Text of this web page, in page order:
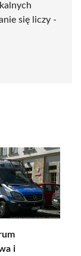
się liczy -
i